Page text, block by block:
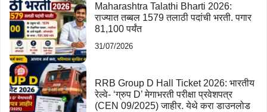
Maharashtra Talathi Bharti 2026:
राज्यात तब्बल 1579 तलाठी पदांची भरती. पगार
81,100 पर्यंत
31/07/2026
RRB Group D Hall Ticket 2026: भारतीय
रेल्वे- ‘ग्रुप D’ मेगाभरती परीक्षा प्रवेशपत्र
(CEN 09/2025) जाहीर. येथे करा डाउनलोड